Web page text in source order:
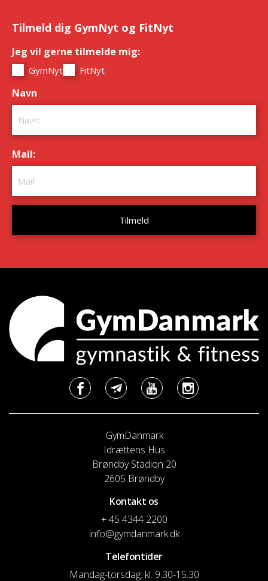
Tilmeld dig GymNyt og FitNyt
Jeg vil gerne tilmelde mig:
GymNyt FitNyt
Navn
Mail:
GymDanmark
Idrættens Hus
Brøndby Stadion 20
2605 Brøndby
Kontakt os
+ 45 4344 2200
info@gymdanmark.dk
Telefontider
Mandag-torsdag: kl. 9.30-15.30